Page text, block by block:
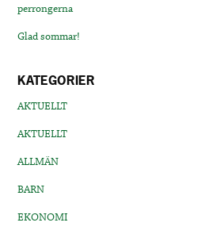
perrongerna
Glad sommar!
KATEGORIER
AKTUELLT
AKTUELLT
ALLMÄN
BARN
EKONOMI